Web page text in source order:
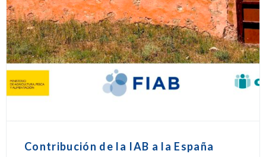
Contribución de la IAB a la España